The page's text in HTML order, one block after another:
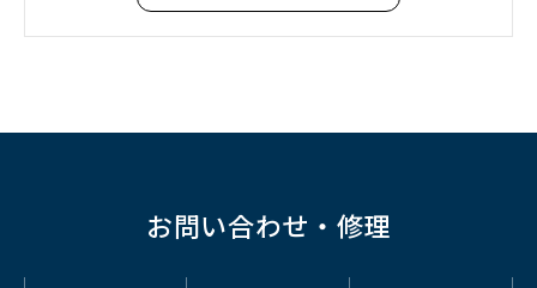
お問い合わせ・修理